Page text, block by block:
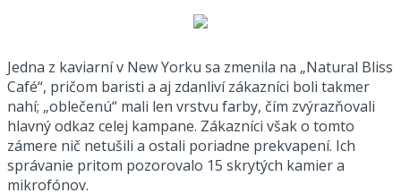
Jedna z kaviarní v New Yorku sa zmenila na „Natural Bliss
Café“, pričom baristi a aj zdanliví zákazníci boli takmer
nahí; „oblečenú“ mali len vrstvu farby, čím zvýrazňovali
hlavný odkaz celej kampane. Zákazníci však o tomto
zámere nič netušili a ostali poriadne prekvapení. Ich
správanie pritom pozorovalo 15 skrytých kamier a
mikrofónov.